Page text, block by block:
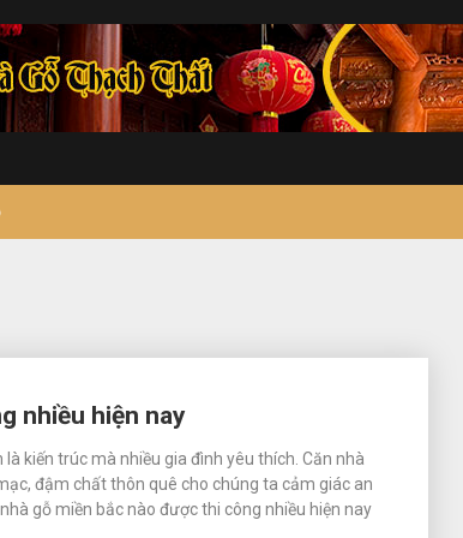
nhiều hiện nay
là kiến trúc mà nhiều gia đình yêu thích. Căn nhà
đậm chất thôn quê cho chúng ta cảm giác an
gỗ miền bắc nào được thi công nhiều hiện nay